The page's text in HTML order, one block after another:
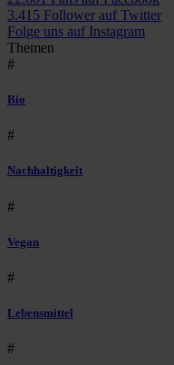
3.415 Follower auf Twitter
Folge uns auf Instagram
Themen
#
Bio
#
Nachhaltigkeit
#
Vegan
#
Lebensmittel
#